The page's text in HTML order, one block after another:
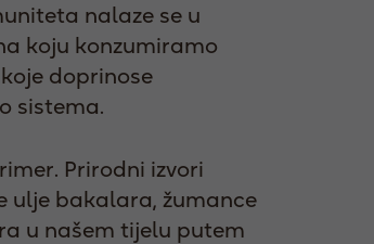
nalaze se u
koju konzumiramo
doprinose
sistema.
Prirodni izvori
ulje bakalara, žumance
u našem tijelu putem